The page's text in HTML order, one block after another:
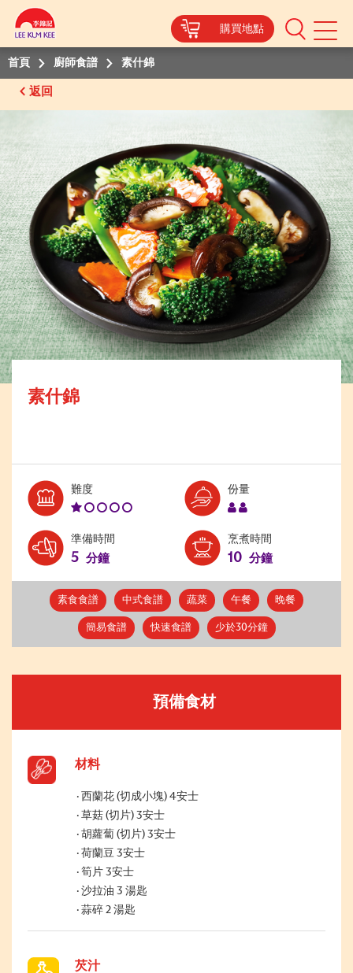
購買地點
Mobile
Menu
首頁
廚師食譜 素什錦
返回
素什錦
難度Level:
份量Serves:
準備時間
5 分鐘
烹煮時間
10 分鐘
素食食譜 中式食譜 蔬菜 午餐 晚餐
簡易食譜 快速食譜 少於30分鐘
預備食材
材料
西蘭花 (切成小塊) 4安士
草菇 (切片) 3安士
胡蘿蔔 (切片) 3安士
荷蘭豆 3安士
筍片 3安士
沙拉油 3 湯匙
蒜碎 2 湯匙
芡汁